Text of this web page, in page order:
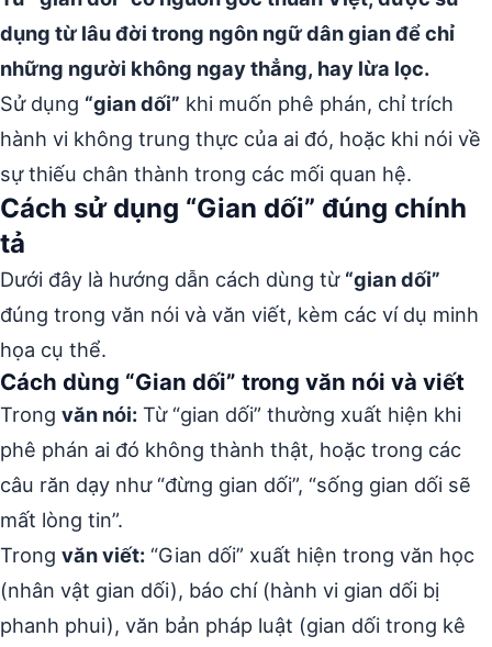
dụng từ lâu đời trong ngôn ngữ dân gian để chỉ
những người không ngay thẳng, hay lừa lọc.
Sử dụng “gian dối” khi muốn phê phán, chỉ trích
hành vi không trung thực của ai đó, hoặc khi nói về
sự thiếu chân thành trong các mối quan hệ.
Cách sử dụng “Gian dối” đúng chính
tả
Dưới đây là hướng dẫn cách dùng từ “gian dối”
đúng trong văn nói và văn viết, kèm các ví dụ minh
họa cụ thể.
Cách dùng “Gian dối” trong văn nói và viết
Trong văn nói: Từ “gian dối” thường xuất hiện khi
phê phán ai đó không thành thật, hoặc trong các
câu răn dạy như “đừng gian dối”, “sống gian dối sẽ
mất lòng tin”.
Trong văn viết: “Gian dối” xuất hiện trong văn học
(nhân vật gian dối), báo chí (hành vi gian dối bị
phanh phui), văn bản pháp luật (gian dối trong kê